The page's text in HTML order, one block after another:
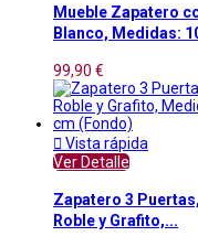
Mueble Zapatero
Blanco, Medidas:
99,90 €
 Vista rápida
Ver Detalle
Zapatero 3
Roble y Grafito,...